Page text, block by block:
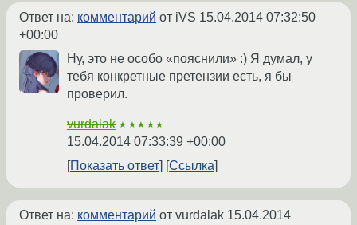
Ответ на: комментарий от iVS 15.04.2014 07:32:50
+00:00
Ну, это не особо «пояснили» :) Я думал, у
тебя конкретные претензии есть, я бы
проверил.
vurdalak ★★★★★
15.04.2014 07:33:39 +00:00
Показать ответ
Ссылка
Ответ на: комментарий от vurdalak 15.04.2014